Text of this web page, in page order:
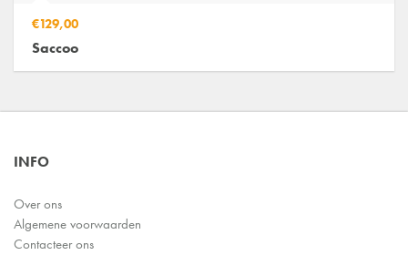
€129,00
Saccoo
INFO
Over ons
Algemene voorwaarden
Contacteer ons